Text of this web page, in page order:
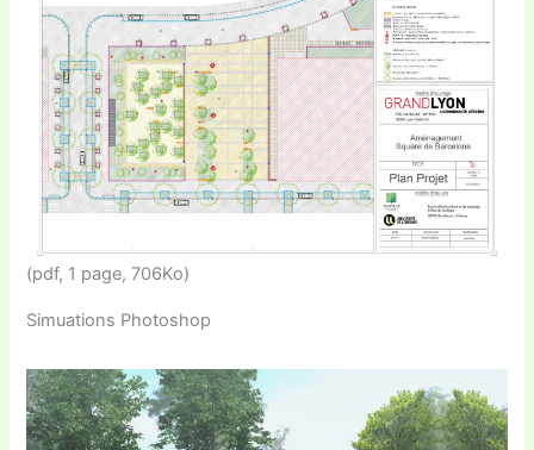
(pdf, 1 page, 706Ko)
Simuations Photoshop